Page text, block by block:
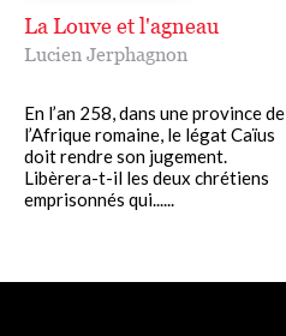
La Louve et l'agneau
Lucien Jerphagnon
En l’an 258, dans une province de
l’Afrique romaine, le légat Caïus
doit rendre son jugement.
Libèrera-t-il les deux chrétiens
emprisonnés qui......